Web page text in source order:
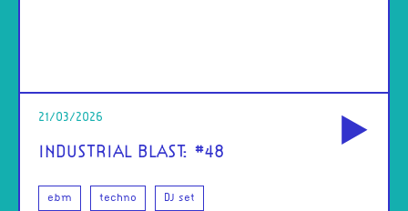
21/03/2026
INDUSTRIAL BLAST: #48
ebm techno DJ set